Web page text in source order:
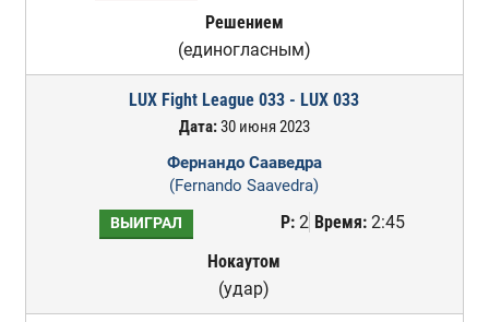
Решением
(единогласным)
LUX Fight League 033 - LUX 033
Дата:30 июня 2023
Фернандо Сааведра
(Fernando Saavedra)
ВЫИГРАЛ Р:2 Время:2:45
Нокаутом
(удар)